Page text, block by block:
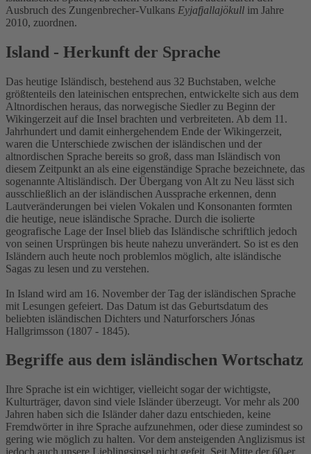
Ausbruch des Zungenbrecher-Vulkans Eyjafjallajökull im Jahre
2010, zuordnen.
Island - Herkunft der Sprache
Das heutige Isländisch, bestehend aus 32 Buchstaben, welche
größtenteils den lateinischen entsprechen, entwickelte sich aus dem
Altnordischen heraus, das norwegische Siedler zu Beginn der
Wikingerzeit auf die Insel brachten und verbreiteten. Ab dem 11.
Jahrhundert und damit einhergehendem Ende der Wikingerzeit,
waren die Unterschiede zwischen der isländischen und der
altnordischen Sprache bereits so groß, dass man Isländisch von
diesem Zeitpunkt an als eine eigenständige Sprache bezeichnete, das
sogenannte Altisländisch. Der Übergang von Alt zu Neu lässt sich
ausschließlich an der isländischen Aussprache erkennen, denn
Lautveränderungen bei vielen Vokalen und Konsonanten formten
die heutige, neue isländische Sprache. Durch die isolierte
geografische Lage der Insel blieb das Isländische schriftlich jedoch
von seinen Ursprüngen bis heute nahezu unverändert. So ist es den
Isländern auch heute noch problemlos möglich, alte isländische
Sagas zu lesen und zu verstehen.
In Island wird am 16. November der Tag der isländischen Sprache
mit Lesungen gefeiert. Das Datum ist das Geburtsdatum des
beliebten isländischen Dichters und Naturforschers Jónas
Hallgrimsson (1807 - 1845).
Begriffe aus dem isländischen Wortschatz
Ihre Sprache ist ein wichtiger, vielleicht sogar der wichtigste,
Kulturträger, davon sind viele Isländer überzeugt. Vor mehr als 200
Jahren haben sich die Isländer daher dazu entschieden, keine
Fremdwörter in ihre Sprache aufzunehmen, oder diese zumindest so
gering wie möglich zu halten. Vor dem ansteigenden Anglizismus ist